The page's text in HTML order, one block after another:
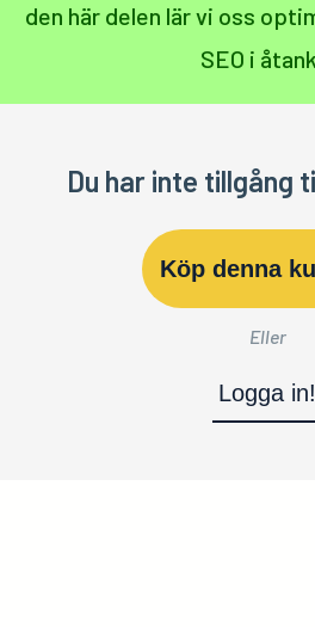
den här delen lär vi oss
SEO i
Du har inte tillgång
Köp denna
Eller
Logga in!